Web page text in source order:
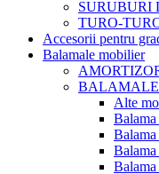
SURUBURI
TURO-
Accesorii pentru
Balamale mobilier
BALAMALE
Alte
Balama
Balama
Balama